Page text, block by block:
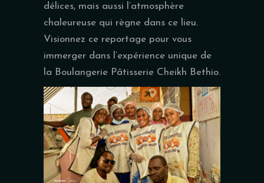
délices, mais aussi l’atmosphère
chaleureuse qui règne dans ce lieu.
Visionnez ce reportage pour vous
immerger dans l’expérience unique de
la Boulangerie Pâtisserie Cheikh Bethio.